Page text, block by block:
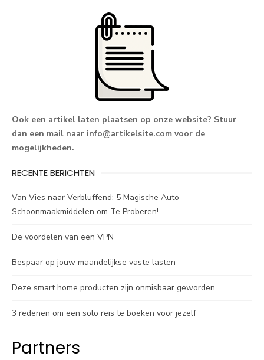
Ook een artikel laten plaatsen op onze website? Stuur
dan een mail naar info@artikelsite.com voor de
mogelijkheden.
RECENTE BERICHTEN
Van Vies naar Verbluffend: 5 Magische Auto
Schoonmaakmiddelen om Te Proberen!
De voordelen van een VPN
Bespaar op jouw maandelijkse vaste lasten
Deze smart home producten zijn onmisbaar geworden
3 redenen om een solo reis te boeken voor jezelf
Partners